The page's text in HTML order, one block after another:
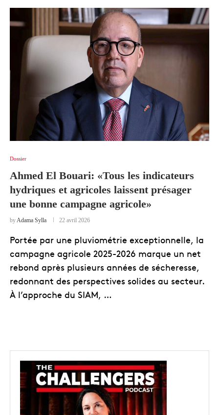
Dossier
Ahmed El Bouari: «Tous les indicateurs
hydriques et agricoles laissent présager
une bonne campagne agricole»
byAdama Sylla 22 avril 2026
Portée par une pluviométrie exceptionnelle, la
campagne agricole 2025-2026 marque un net
rebond après plusieurs années de sécheresse,
redonnant des perspectives solides au secteur.
À l’approche du SIAM, …